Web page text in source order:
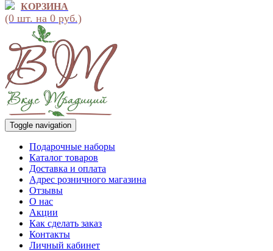
КОРЗИНА
(0 шт. на 0 руб.)
Toggle navigation
Подарочные наборы
Каталог товаров
Доставка и оплата
Адрес розничного магазина
Отзывы
О нас
Акции
Как сделать заказ
Контакты
Личный кабинет